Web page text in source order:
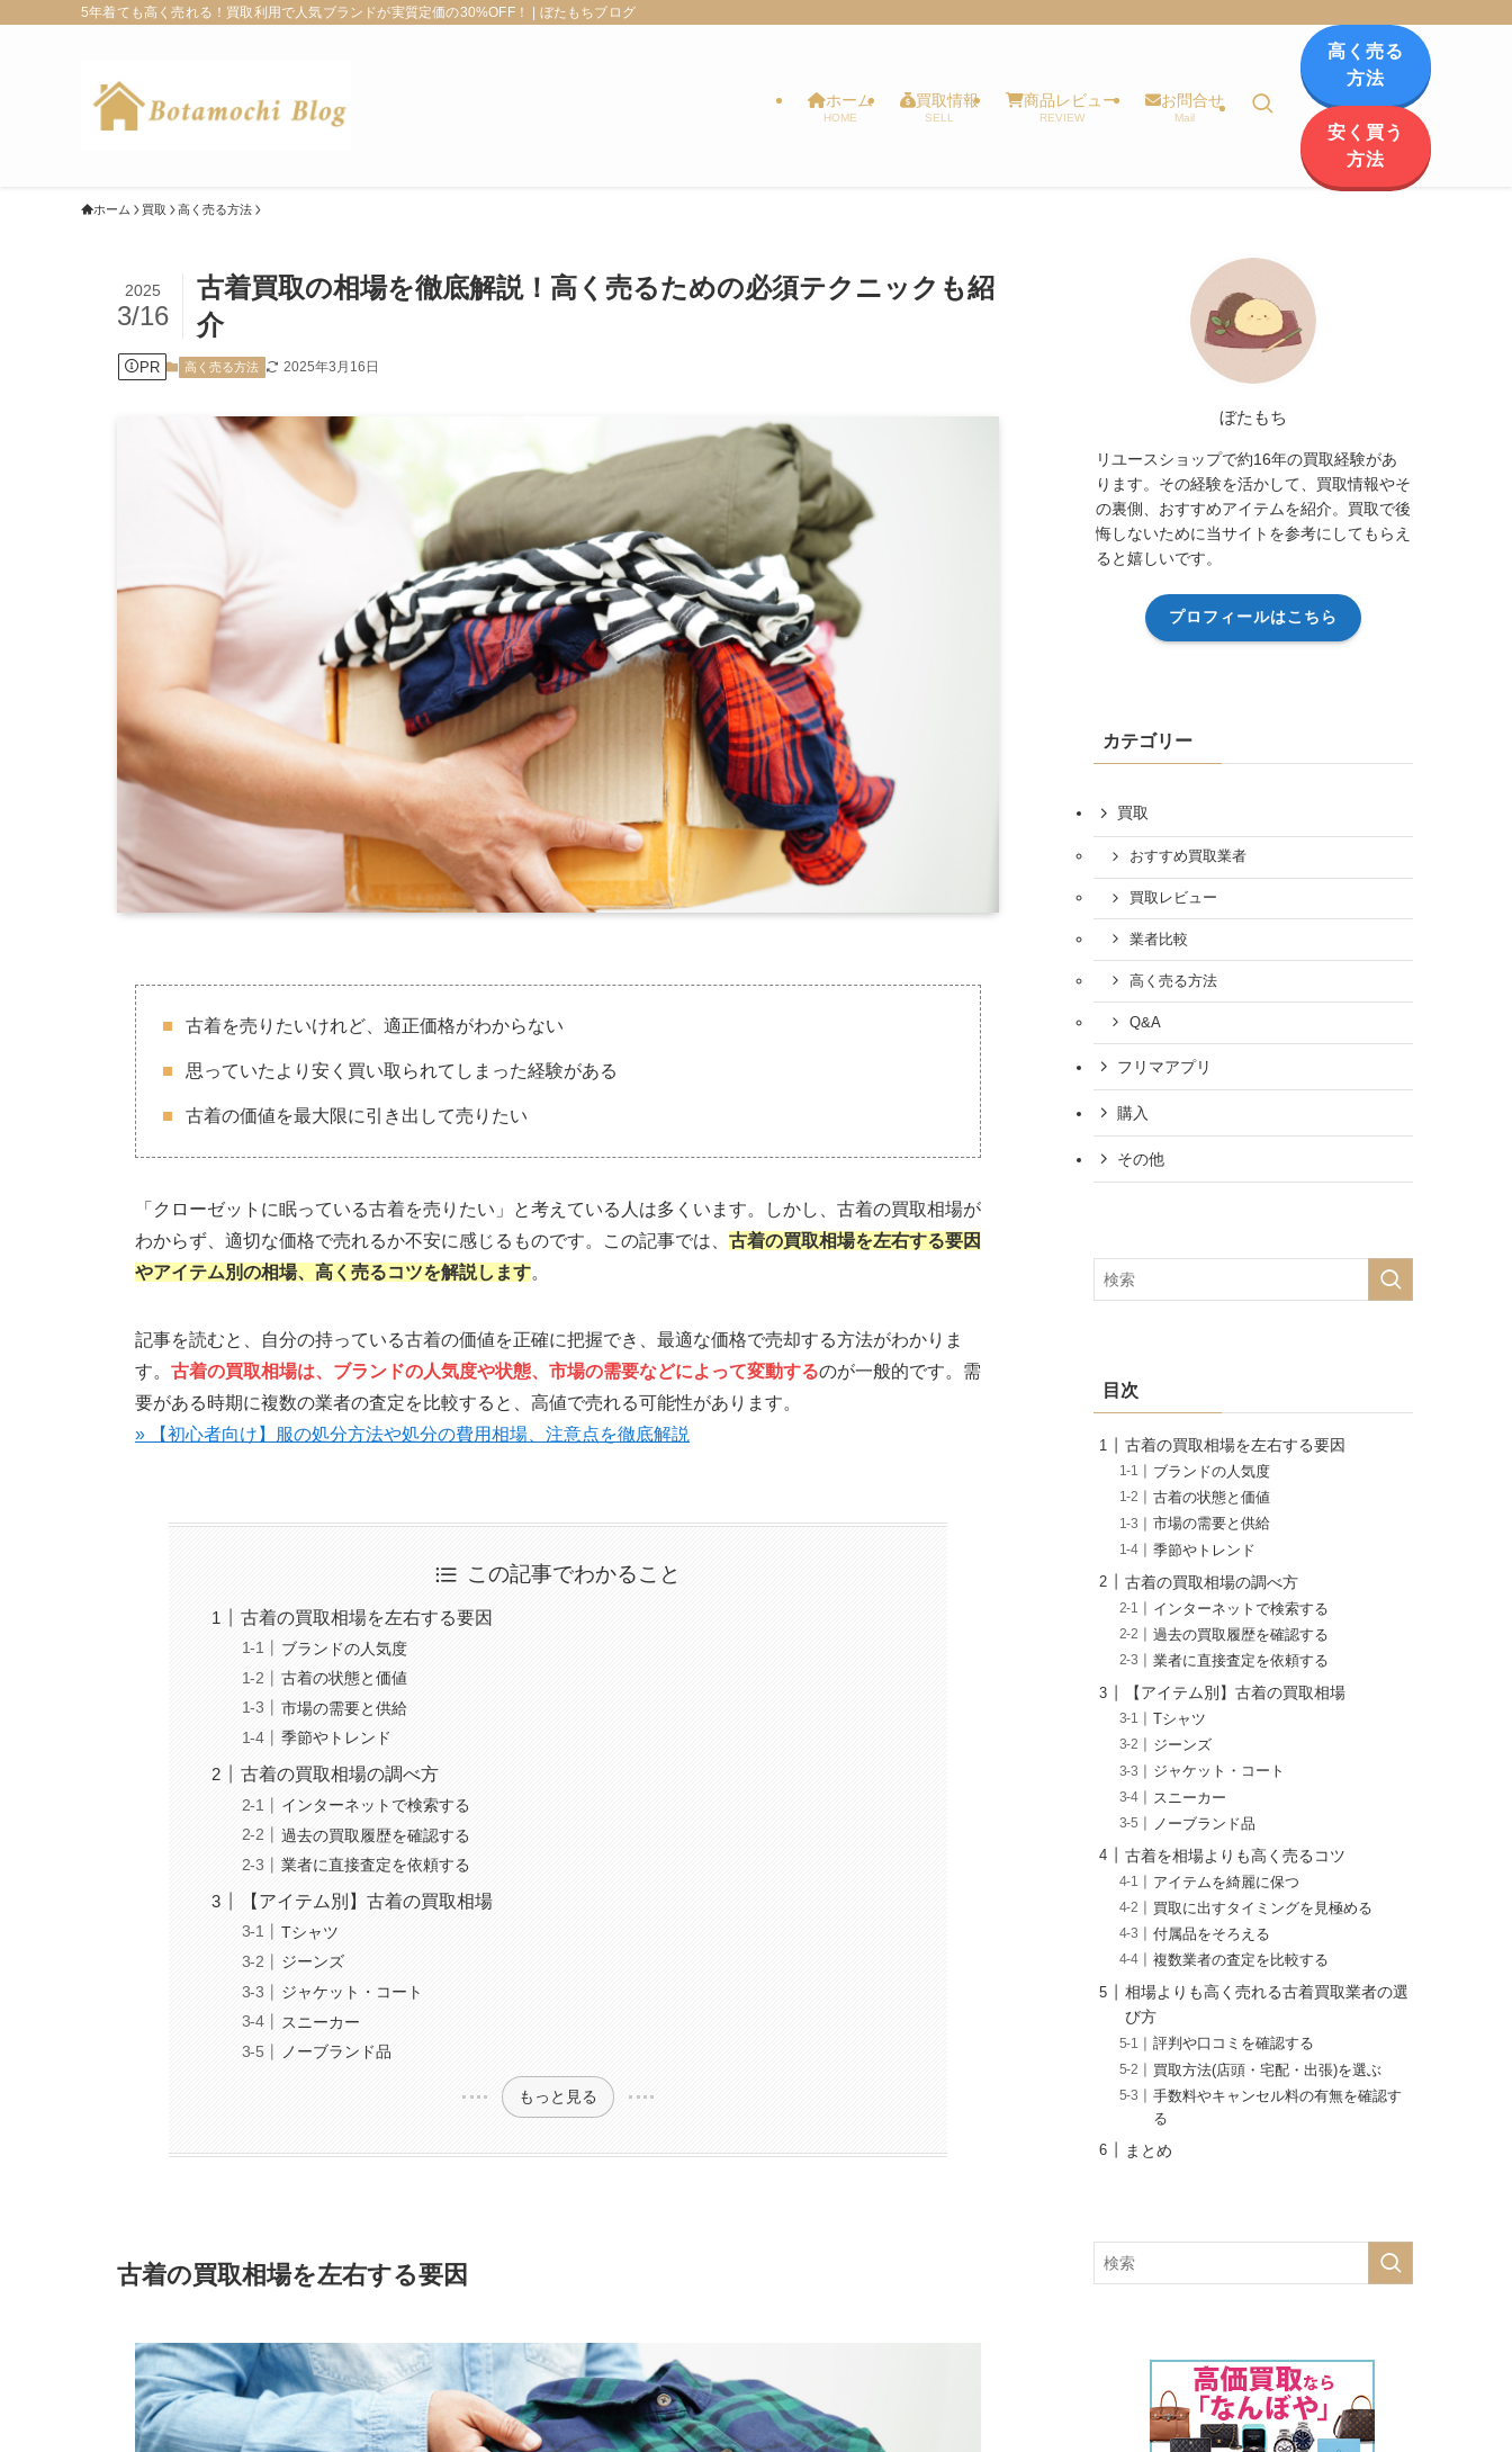
5年着ても高く売れる！買取利用で人気ブランドが実質定価の30%OFF！ | ぼたもちブログ
ホーム
HOME
買取情報
SELL
商品レビュー
REVIEW
お問合せ
Mail
高く売る
方法
安く買う
方法
ホーム 買取 高く売る方法
古着買取の相場を徹底解説！高く売るための必須テクニックも紹
介
2025
3/16
PR 高く売る方法 2025年3月16日
古着を売りたいけれど、適正価格がわからない
思っていたより安く買い取られてしまった経験がある
古着の価値を最大限に引き出して売りたい
「クローゼットに眠っている古着を売りたい」と考えている人は多くいます。しかし、古着の買取相場が
わからず、適切な価格で売れるか不安に感じるものです。この記事では、 古着の買取相場を左右する要因
やアイテム別の相場、高く売るコツを解説します。
記事を読むと、自分の持っている古着の価値を正確に把握でき、最適な価格で売却する方法がわかりま
す。 古着の買取相場は、ブランドの人気度や状態、市場の需要などによって変動するのが一般的です。需
要がある時期に複数の業者の査定を比較すると、高値で売れる可能性があります。
» 【初心者向け】服の処分方法や処分の費用相場、注意点を徹底解説
この記事でわかること
古着の買取相場を左右する要因
ブランドの人気度
古着の状態と価値
市場の需要と供給
季節やトレンド
古着の買取相場の調べ方
インターネットで検索する
過去の買取履歴を確認する
業者に直接査定を依頼する
【アイテム別】古着の買取相場
Tシャツ
ジーンズ
ジャケット・コート
スニーカー
ノーブランド品
もっと見る
古着の買取相場を左右する要因
ぼたもち
リユースショップで約16年の買取経験があ
ります。その経験を活かして、買取情報やそ
の裏側、おすすめアイテムを紹介。買取で後
悔しないために当サイトを参考にしてもらえ
ると嬉しいです。
プロフィールはこちら
カテゴリー
買取
おすすめ買取業者
買取レビュー
業者比較
高く売る方法
Q&A
フリマアプリ
購入
その他
目次
古着の買取相場を左右する要因
ブランドの人気度
古着の状態と価値
市場の需要と供給
季節やトレンド
古着の買取相場の調べ方
インターネットで検索する
過去の買取履歴を確認する
業者に直接査定を依頼する
【アイテム別】古着の買取相場
Tシャツ
ジーンズ
ジャケット・コート
スニーカー
ノーブランド品
古着を相場よりも高く売るコツ
アイテムを綺麗に保つ
買取に出すタイミングを見極める
付属品をそろえる
複数業者の査定を比較する
相場よりも高く売れる古着買取業者の選
び方
評判や口コミを確認する
買取方法(店頭・宅配・出張)を選ぶ
手数料やキャンセル料の有無を確認す
る
まとめ